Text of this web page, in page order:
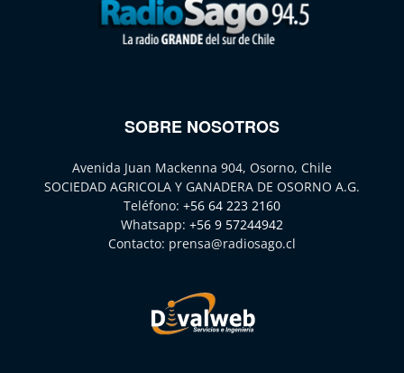
SOBRE NOSOTROS
Avenida Juan Mackenna 904, Osorno, Chile
SOCIEDAD AGRICOLA Y GANADERA DE OSORNO A.G.
Teléfono: +56 64 223 2160
Whatsapp: +56 9 57244942
Contacto: prensa@radiosago.cl